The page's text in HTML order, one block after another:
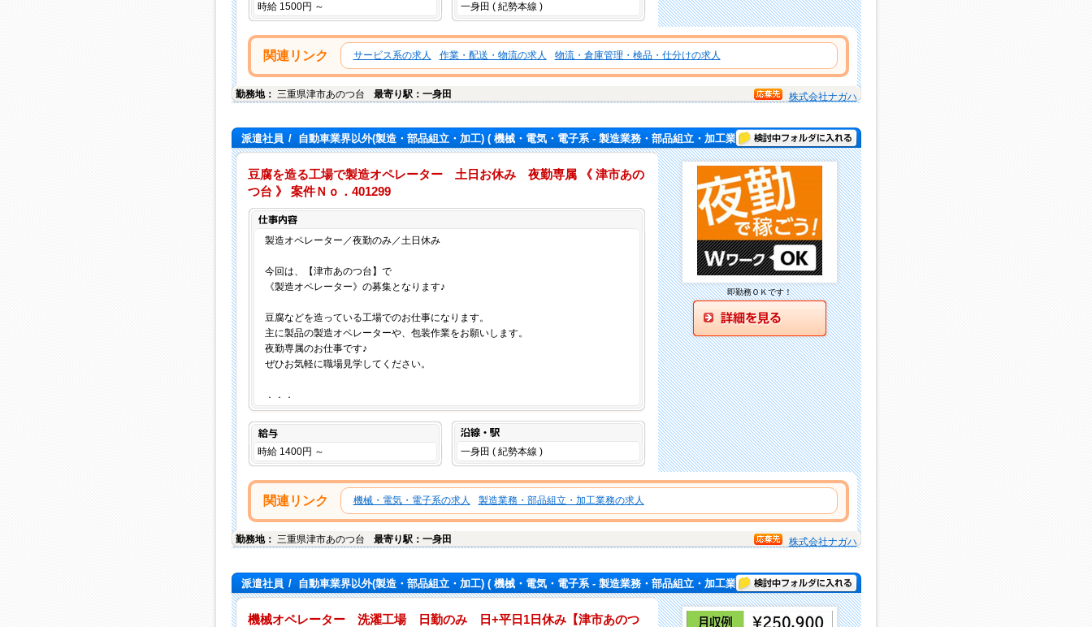
時給 1500円 ～ 一身田 ( 紀勢本線 )
関連リンク サービス系の求人 作業・配送・物流の求人 物流・倉庫管理・検品・仕分けの求人
勤務地： 三重県津市あのつ台 最寄り駅：一身田 株式会社ナガハ
派遣社員 / 自動車業界以外(製造・部品組立・加工)( 機械・電気・電子系 - 製造業務・部品組立・加工業務 )検討中フォルダに入れる
豆腐を造る工場で製造オペレーター 土日お休み 夜勤専属 《 津市あの
つ台 》 案件Ｎｏ．401299
製造オペレーター／夜勤のみ／土日休み
今回は、【津市あのつ台】で
《製造オペレーター》の募集となります♪
豆腐などを造っている工場でのお仕事になります。
主に製品の製造オペレーターや、包装作業をお願いします。
夜勤専属のお仕事です♪
ぜひお気軽に職場見学してください。
．．．
給与
時給 1400円 ～ 一身田 ( 紀勢本線 )
即勤務ＯＫです！
関連リンク 機械・電気・電子系の求人 製造業務・部品組立・加工業務の求人
勤務地： 三重県津市あのつ台 最寄り駅：一身田 株式会社ナガハ
派遣社員 / 自動車業界以外(製造・部品組立・加工)( 機械・電気・電子系 - 製造業務・部品組立・加工業務 )検討中フォルダに入れる
機械オペレーター 洗濯工場 日勤のみ 日+平日1日休み【津市あのつ